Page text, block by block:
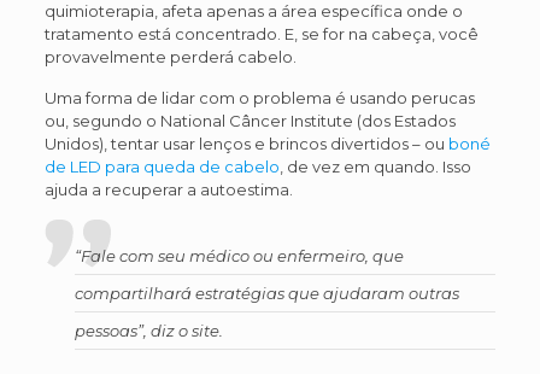
quimioterapia, afeta apenas a área específica onde o
tratamento está concentrado. E, se for na cabeça, você
provavelmente perderá cabelo.
Uma forma de lidar com o problema é usando perucas
ou, segundo o National Câncer Institute (dos Estados
Unidos), tentar usar lenços e brincos divertidos – ou boné
de LED para queda de cabelo , de vez em quando. Isso
ajuda a recuperar a autoestima.
“Fale com seu médico ou enfermeiro, que
compartilhará estratégias que ajudaram outras
pessoas”, diz o site.